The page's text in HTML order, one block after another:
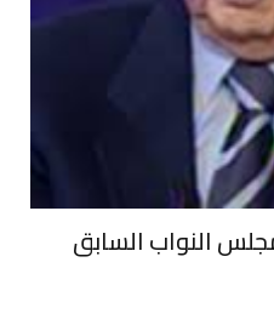
النواب السابق